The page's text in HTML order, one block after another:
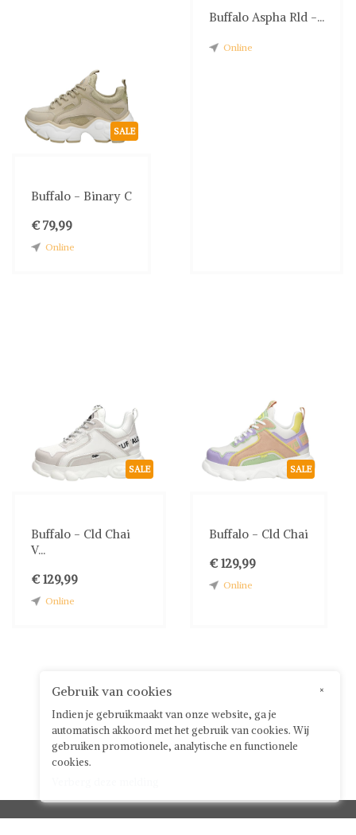
SALE
Buffalo - Binary C
€ 79,99
Online
Buffalo Aspha Rld -...
Online
SALE
Buffalo - Cld Chai
V...
€ 129,99
Online
SALE
Buffalo - Cld Chai
€ 129,99
Online
×
Gebruik van cookies
Indien je gebruikmaakt van onze website, ga je
automatisch akkoord met het gebruik van cookies. Wij
gebruiken promotionele, analytische en functionele
cookies.